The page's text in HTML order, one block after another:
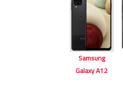
Samsung
Galaxy A12